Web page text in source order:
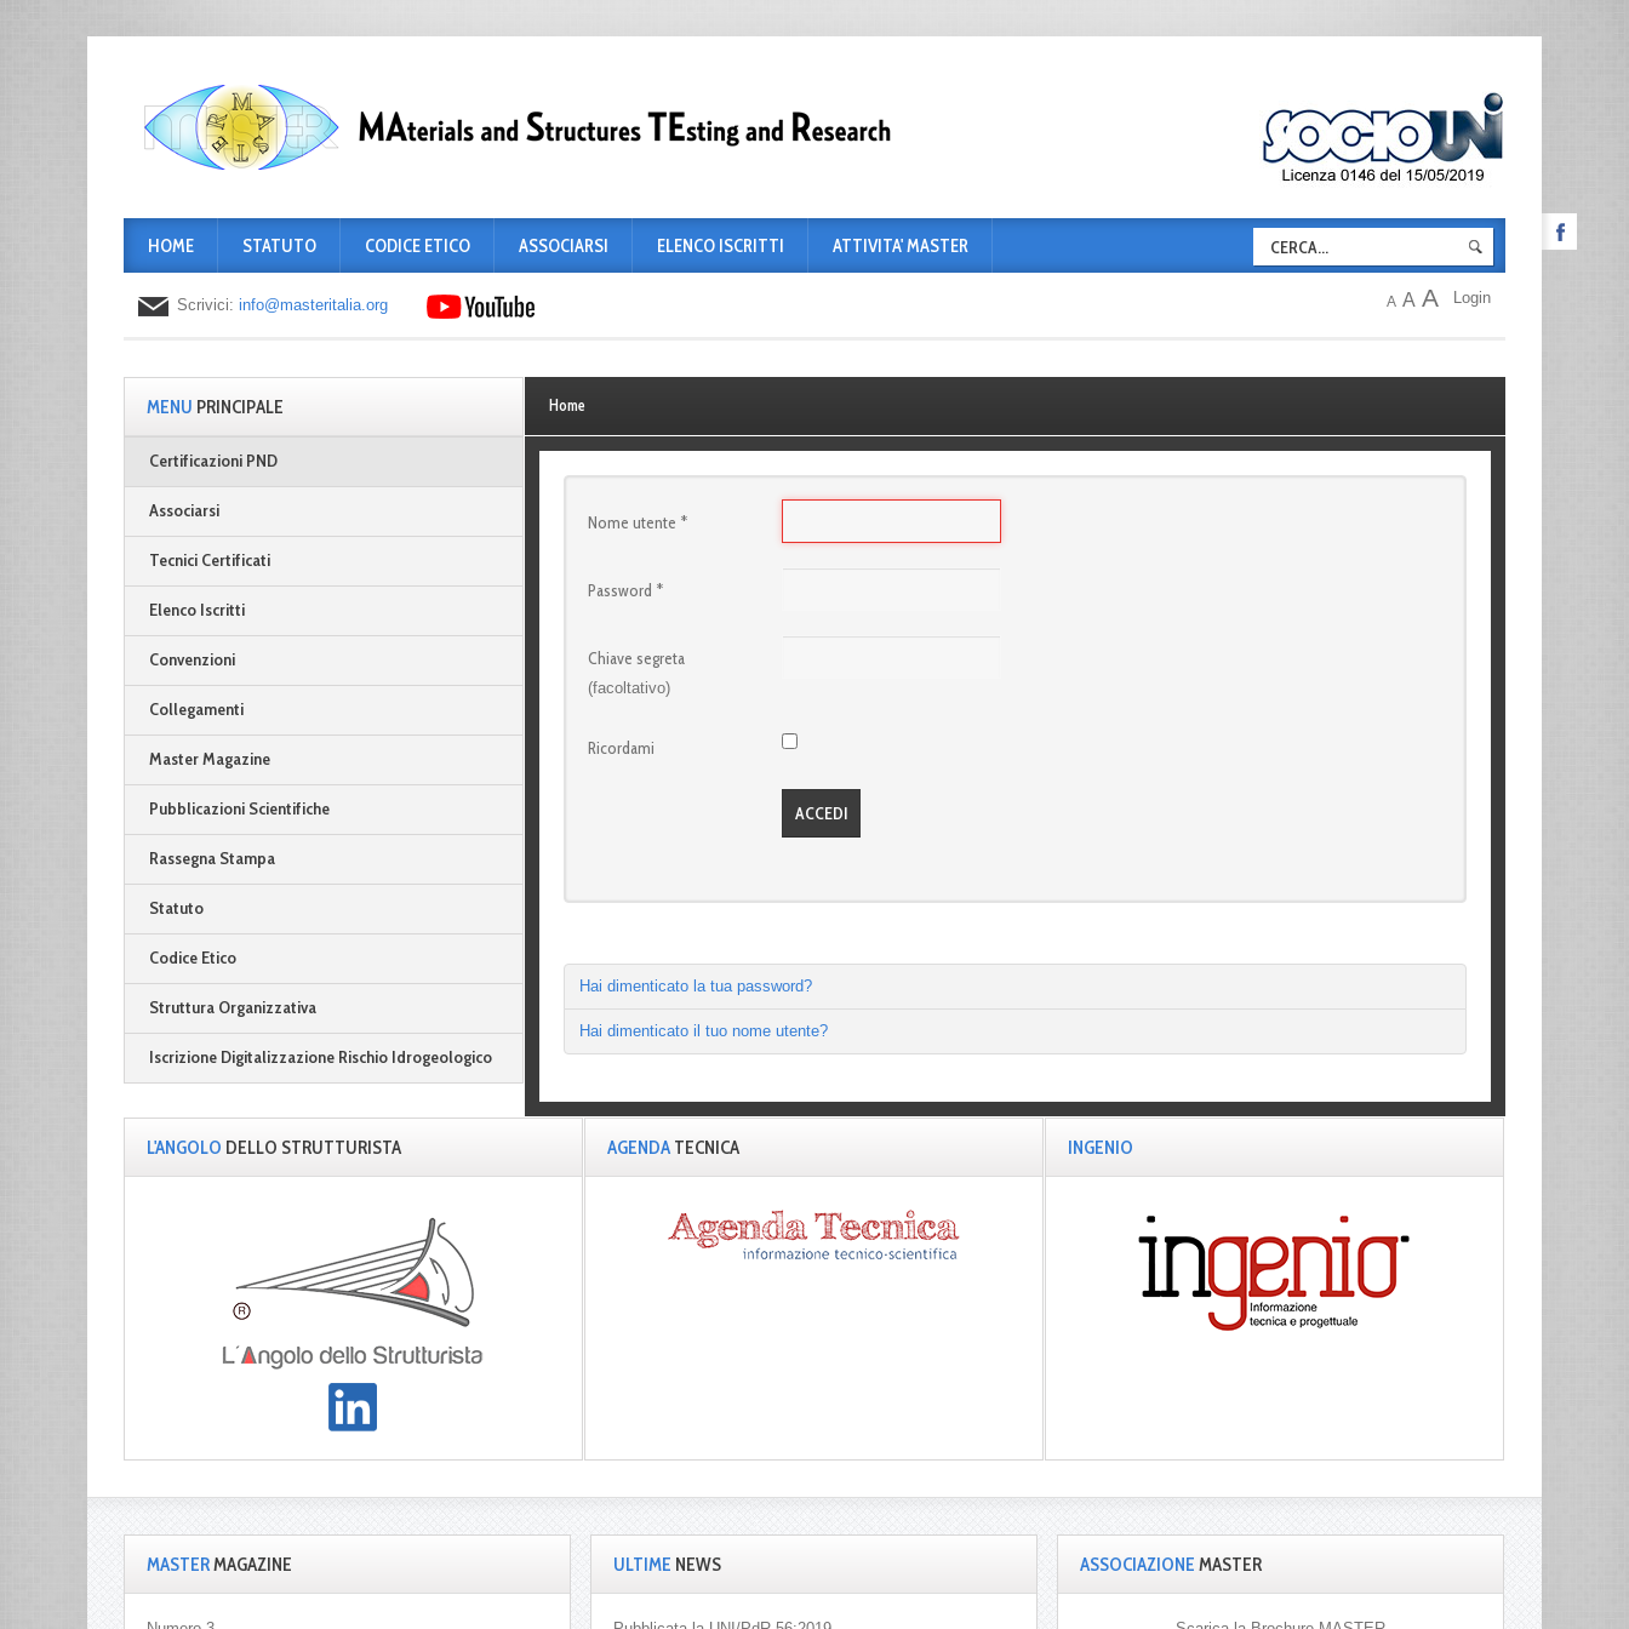
HOME STATUTO CODICE ETICO ASSOCIARSI ELENCO ISCRITTI ATTIVITA' MASTER
Scrivici: info@masteritalia.org Login
A A A
Home
Nome utente *
Password *
Chiave segreta
(facoltativo)
Ricordami
ACCEDI
Hai dimenticato la tua password?
Hai dimenticato il tuo nome utente?
MENU PRINCIPALE
Certificazioni PND
Associarsi
Tecnici Certificati
Elenco Iscritti
Convenzioni
Collegamenti
Master Magazine
Pubblicazioni Scientifiche
Rassegna Stampa
Statuto
Codice Etico
Struttura Organizzativa
Iscrizione Digitalizzazione Rischio Idrogeologico
L'ANGOLO DELLO STRUTTURISTA AGENDA TECNICA INGENIO
MASTERMAGAZINE ULTIME NEWS ASSOCIAZIONE MASTER